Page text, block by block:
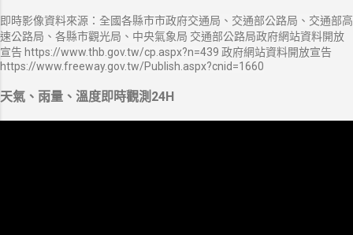
即時影像資料來源：全國各縣市市政府交通局、交通部公路局、交通部高
速公路局、各縣市觀光局、中央氣象局 交通部公路局政府網站資料開放
宣告 https://www.thb.gov.tw/cp.aspx?n=439 政府網站資料開放宣告
https://www.freeway.gov.tw/Publish.aspx?cnid=1660
天氣、雨量、溫度即時觀測24H